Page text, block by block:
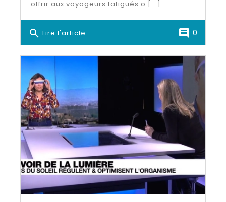
offrir aux voyageurs fatigués o [...]
search Lire l'article comment 0